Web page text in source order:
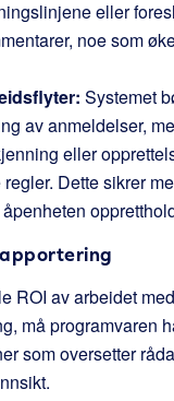
eller
noe som
Systemet
av anmeldelser,
eller
Dette sikrer
ROI av arbeidet med
må programvaren
som oversetter